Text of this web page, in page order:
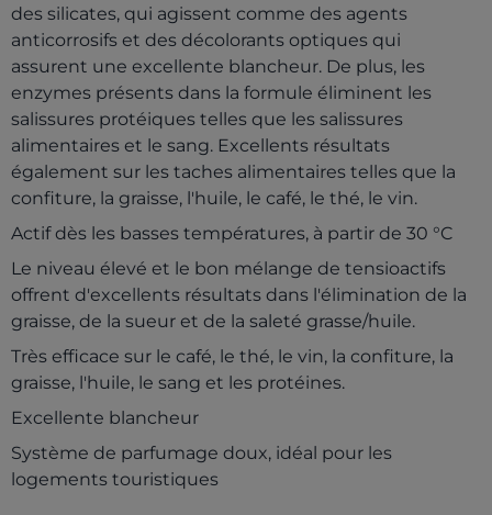
des silicates, qui agissent comme des agents
anticorrosifs et des décolorants optiques qui
assurent une excellente blancheur. De plus, les
enzymes présents dans la formule éliminent les
salissures protéiques telles que les salissures
alimentaires et le sang. Excellents résultats
également sur les taches alimentaires telles que la
confiture, la graisse, l'huile, le café, le thé, le vin.
Actif dès les basses températures, à partir de 30 °C
Le niveau élevé et le bon mélange de tensioactifs
offrent d'excellents résultats dans l'élimination de la
graisse, de la sueur et de la saleté grasse/huile.
Très efficace sur le café, le thé, le vin, la confiture, la
graisse, l'huile, le sang et les protéines.
Excellente blancheur
Système de parfumage doux, idéal pour les
logements touristiques